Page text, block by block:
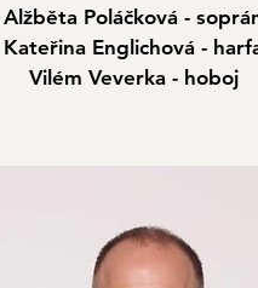
Alžběta Poláčková -
Kateřina Englichová -
Vilém Veverka - hoboj